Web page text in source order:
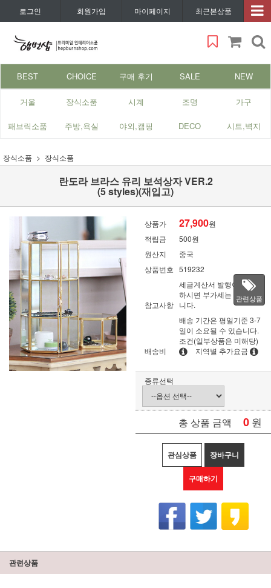
로그인 회원가입 마이페이지 최근본상품
BEST CHOICE 구매 후기 SALE NEW
거울 장식소품 시계 조명 가구
패브릭소품 주방,욕실 야외,캠핑 DECO 시트,벽지
장식소품 장식소품
란도라 브라스 유리 보석상자 VER.2
(5 styles)(재입고)
상품가 27,900원
적립금
500원
원산지
중국
상품번호 519232
참고사항
세금계산서 발행이 필요
하시면 부가세는 별도입
니다.
배송비
배송 기간은 평일기준 3-7
일이 소요될 수 있습니다.
조건(일부상품은 미해당)
지역별 추가요금
관련상품
종류선택
총 상품 금액 0 원
관심상품 장바구니
구매하기
관련상품